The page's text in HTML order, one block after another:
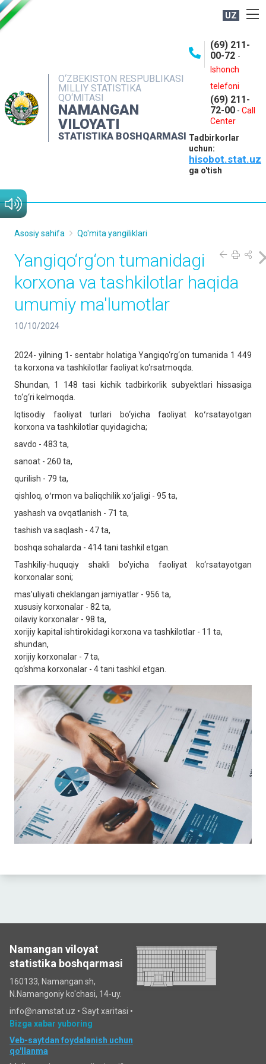
UZ
O‘ZBEKISTON RESPUBLIKASI
MILLIY STATISTIKA
QO‘MITASI
NAMANGAN
VILOYATI
STATISTIKA BOSHQARMASI
(69) 211-
00-72 -
Ishonch
telefoni
(69) 211-
72-00 - Call
Center
Tadbirkorlar
uchun:
hisobot.stat.uz
ga o'tish
NASHRLAR
INTERAKTIV XIZMATLAR
MATBUOT XIZMATI
MUROJAATLAR
Asosiy sahifa Qo'mita yangiliklari
Yangiqo‘rg‘on tumanidagi
korxona va tashkilotlar haqida
umumiy ma'lumotlar
10/10/2024
2024- yilning 1- sentabr holatiga Yangiqo‘rg‘on tumanida 1 449
ta korxona va tashkilotlar faoliyat ko‘rsatmoqda.
Shundan, 1 148 tasi kichik tadbirkorlik subyektlari hissasiga
to‘g‘ri kelmoqda.
Iqtisodiy faoliyat turlari bo‘yicha faoliyat koʻrsatayotgan
korxona va tashkilotlar quyidagicha;
savdo - 483 ta,
sanoat - 260 ta,
qurilish - 79 ta,
qishloq, oʻrmon va baliqchilik xoʻjaligi - 95 ta,
yashash va ovqatlanish - 71 ta,
tashish va saqlash - 47 ta,
boshqa sohalarda - 414 tani tashkil etgan.
Tashkiliy-huquqiy shakli bo'yicha faoliyat ko‘rsatayotgan
korxonalar soni;
masʼuliyati cheklangan jamiyatlar - 956 ta,
xususiy korxonalar - 82 ta,
oilaviy korxonalar - 98 ta,
xorijiy kapital ishtirokidagi korxona va tashkilotlar - 11 ta,
shundan,
xorijiy korxonalar - 7 ta,
qo‘shma korxonalar - 4 tani tashkil etgan.
Namangan viloyat
statistika boshqarmasi
160133, Namangan sh,
N.Namangoniy ko'chasi, 14-uy.
info@namstat.uz • Sayt xaritasi •
Bizga xabar yuboring
Veb-saytdan foydalanish uchun
qo'llanma